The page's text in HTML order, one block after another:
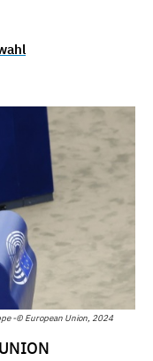
-© European Union, 2024